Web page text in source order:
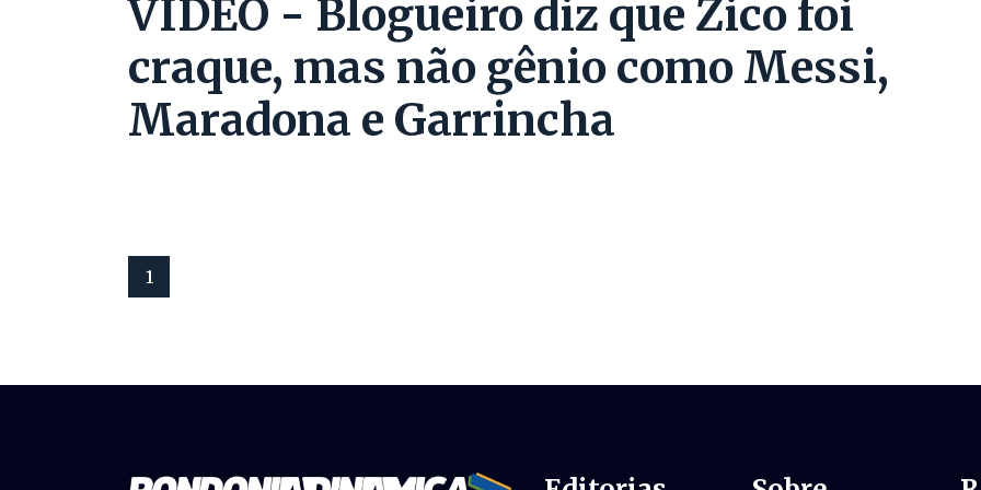
VÍDEO - Blogueiro diz que Zico foi
craque, mas não gênio como Messi,
Maradona e Garrincha
1